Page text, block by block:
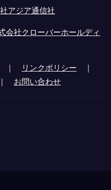
アジア通信社
会社クローバーホールディ
｜ リンクポリシー ｜
お問い合わせ